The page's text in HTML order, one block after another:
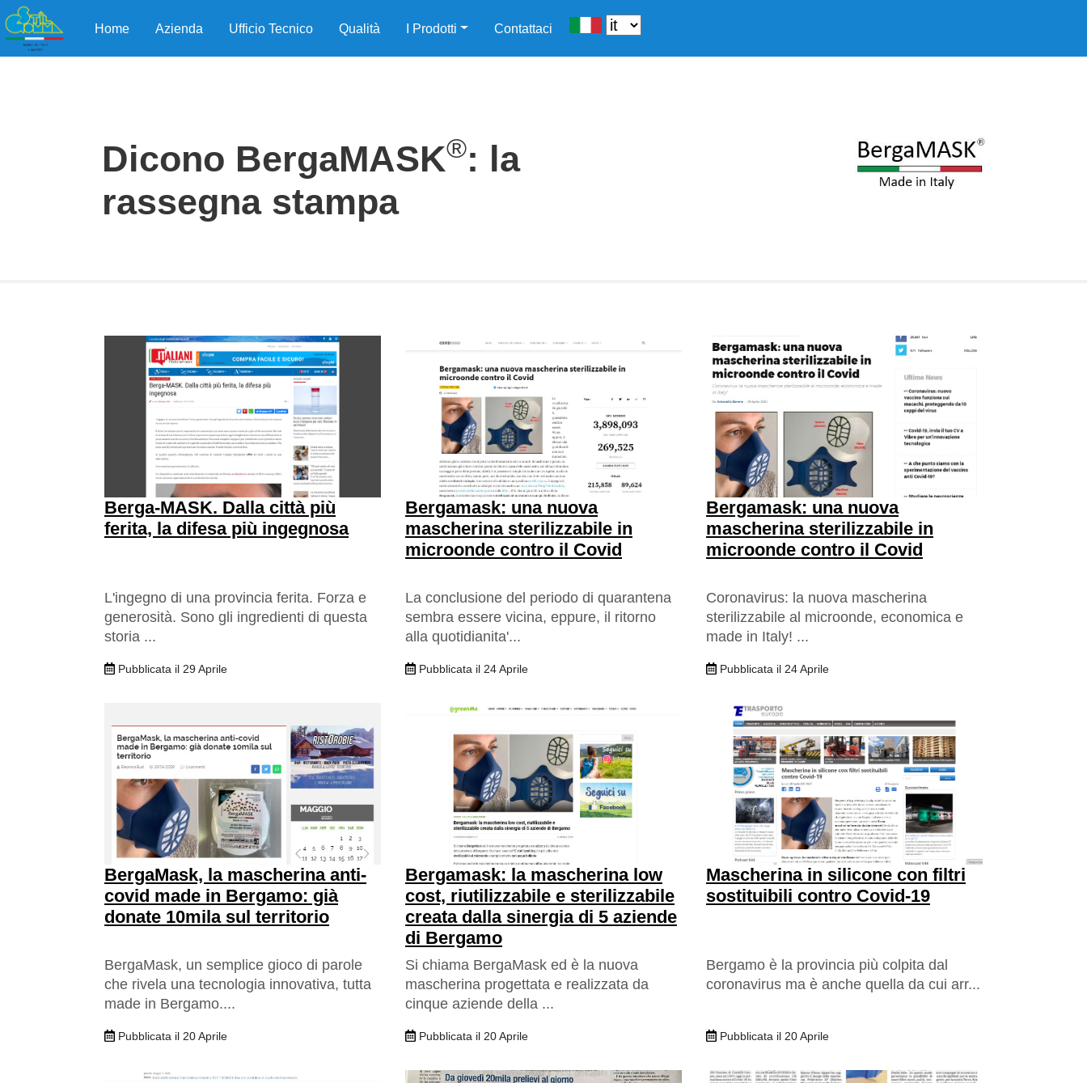
Home Azienda Ufficio Tecnico Qualità I Prodotti Contattaci
Dicono BergaMASK®: la
rassegna stampa
Berga-MASK. Dalla città più
ferita, la difesa più ingegnosa
L'ingegno di una provincia ferita. Forza e
generosità. Sono gli ingredienti di questa
storia ...
Pubblicata il 29 Aprile
Bergamask: una nuova
mascherina sterilizzabile in
microonde contro il Covid
La conclusione del periodo di quarantena
sembra essere vicina, eppure, il ritorno
alla quotidianita'...
Pubblicata il 24 Aprile
Bergamask: una nuova
mascherina sterilizzabile in
microonde contro il Covid
Coronavirus: la nuova mascherina
sterilizzabile al microonde, economica e
made in Italy! ...
Pubblicata il 24 Aprile
BergaMask, la mascherina anti-
covid made in Bergamo: già
donate 10mila sul territorio
BergaMask, un semplice gioco di parole
che rivela una tecnologia innovativa, tutta
made in Bergamo....
Pubblicata il 20 Aprile
Bergamask: la mascherina low
cost, riutilizzabile e sterilizzabile
creata dalla sinergia di 5 aziende
di Bergamo
Si chiama BergaMask ed è la nuova
mascherina progettata e realizzata da
cinque aziende della ...
Pubblicata il 20 Aprile
Mascherina in silicone con filtri
sostituibili contro Covid-19
Bergamo è la provincia più colpita dal
coronavirus ma è anche quella da cui arr...
Pubblicata il 20 Aprile